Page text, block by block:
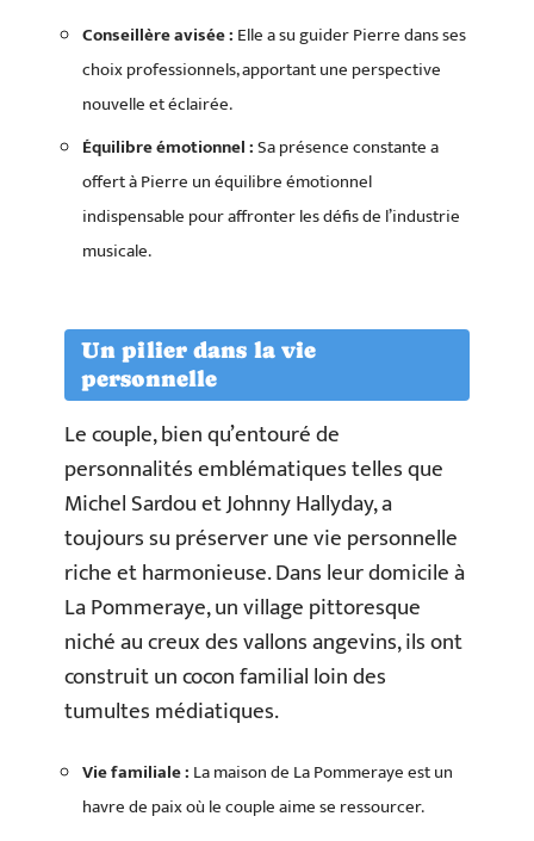
Conseillère avisée : Elle a su guider Pierre dans ses
choix professionnels, apportant une perspective
nouvelle et éclairée.
Équilibre émotionnel :Sa présence constante a
offert à Pierre un équilibre émotionnel
indispensable pour affronter les défis de l’industrie
musicale.
Un pilier dans la vie
personnelle
Le couple, bien qu’entouré de
personnalités emblématiques telles que
Michel Sardou et Johnny Hallyday, a
toujours su préserver une vie personnelle
riche et harmonieuse. Dans leur domicile à
La Pommeraye, un village pittoresque
niché au creux des vallons angevins, ils ont
construit un cocon familial loin des
tumultes médiatiques.
Vie familiale : La maison de La Pommeraye est un
havre de paix où le couple aime se ressourcer.